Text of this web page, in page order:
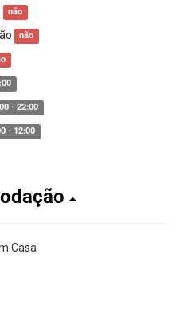
não
não
- 22:00
- 12:00
Casa